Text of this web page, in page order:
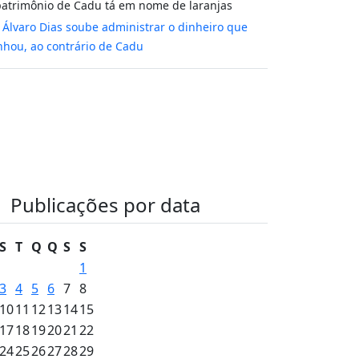
de Cadu tá em nome de laranjas
Álvaro Dias soube administrar o dinheiro que
ao contrário de Cadu
Publicações por data
S T Q Q S S
1
3 4 5 6 7 8
1011 12131415
1718192021 22
242526272829